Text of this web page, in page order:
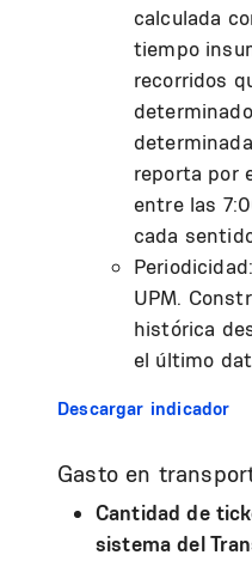
calculada
tiempo
recorridos
reporta por
entre las
cada
UPM.
histórica
el último
Descargar indicador
Gasto en
Cantidad de
sistema del